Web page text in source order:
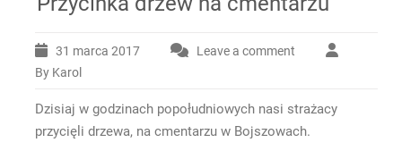
31 marca 2017
Leave a comment
By Karol
Dzisiaj w godzinach popołudniowych nasi strażacy
przycięli drzewa, na cmentarzu w Bojszowach.